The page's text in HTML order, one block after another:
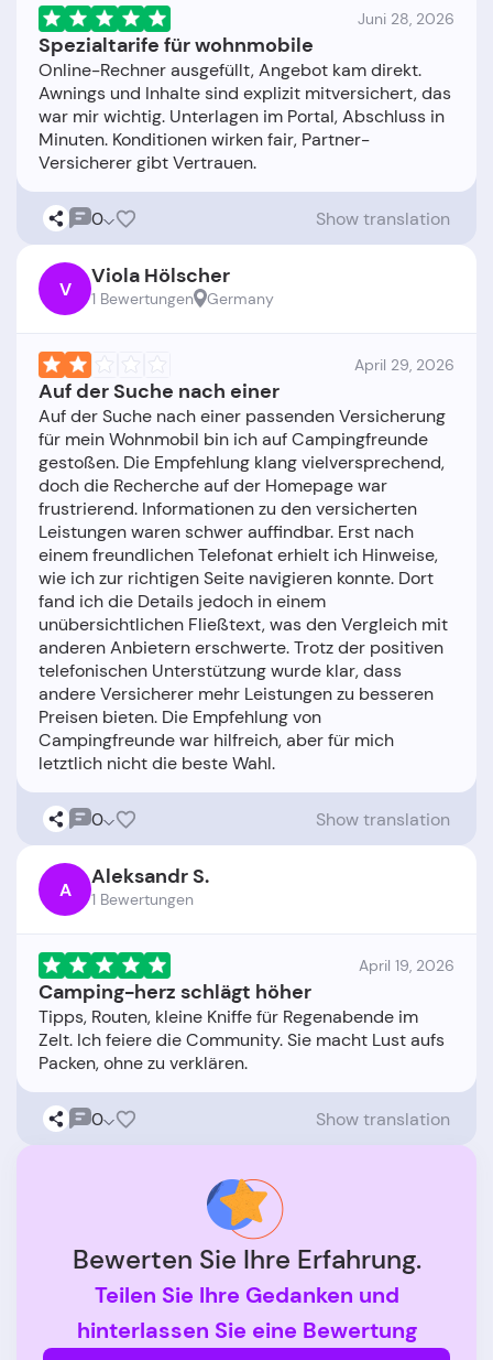
Juni 28, 2026
Spezialtarife für wohnmobile
Online-Rechner ausgefüllt, Angebot kam direkt.
Awnings und Inhalte sind explizit mitversichert, das
war mir wichtig. Unterlagen im Portal, Abschluss in
Minuten. Konditionen wirken fair, Partner-
0 Show translation
V Viola Hölscher
1 Bewertungen Germany
April 29, 2026
Auf der Suche nach einer
Auf der Suche nach einer passenden Versicherung
für mein Wohnmobil bin ich auf Campingfreunde
gestoßen. Die Empfehlung klang vielversprechend,
doch die Recherche auf der Homepage war
frustrierend. Informationen zu den versicherten
Leistungen waren schwer auffindbar. Erst nach
einem freundlichen Telefonat erhielt ich Hinweise,
wie ich zur richtigen Seite navigieren konnte. Dort
fand ich die Details jedoch in einem
unübersichtlichen Fließtext, was den Vergleich mit
anderen Anbietern erschwerte. Trotz der positiven
telefonischen Unterstützung wurde klar, dass
andere Versicherer mehr Leistungen zu besseren
Preisen bieten. Die Empfehlung von
Campingfreunde war hilfreich, aber für mich
0 Show translation
A Aleksandr S.
1 Bewertungen
April 19, 2026
Camping-herz schlägt höher
Tipps, Routen, kleine Kniffe für Regenabende im
Zelt. Ich feiere die Community. Sie macht Lust aufs
0 Show translation
Bewerten Sie Ihre Erfahrung.
Teilen Sie Ihre Gedanken und
hinterlassen Sie eine Bewertung